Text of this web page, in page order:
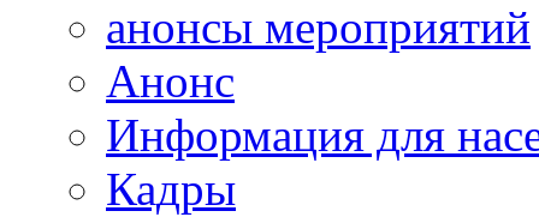
анонсы мероприятий
Анонс
Информация для
Кадры